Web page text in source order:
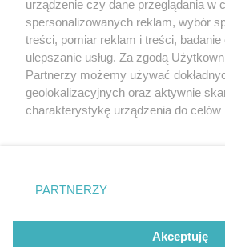
2 / 0
Nie zapomnij
zapoznać się z:
polityką prywatności regulamin
Twojemiasto
Piekary Śląskie
Chorzów
Tarnowskie Góry
Gliwice
Kontakt
urządzenie czy dane przeglądania w
spersonalizowanych reklam, wybór
treści, pomiar reklam i treści, badanie
ulepszanie usług. Za zgodą
Partnerzy możemy używać
geolokalizacyjnych oraz aktywnie
charakterystykę urządzenia do celów
zmienić/wycofać klikając przycisk
znajdujący się w lewym dolnym rogu
rodzaje przetwarzania danych nie
użytkownika, ale masz prawo
PARTNERZY
Akceptuję